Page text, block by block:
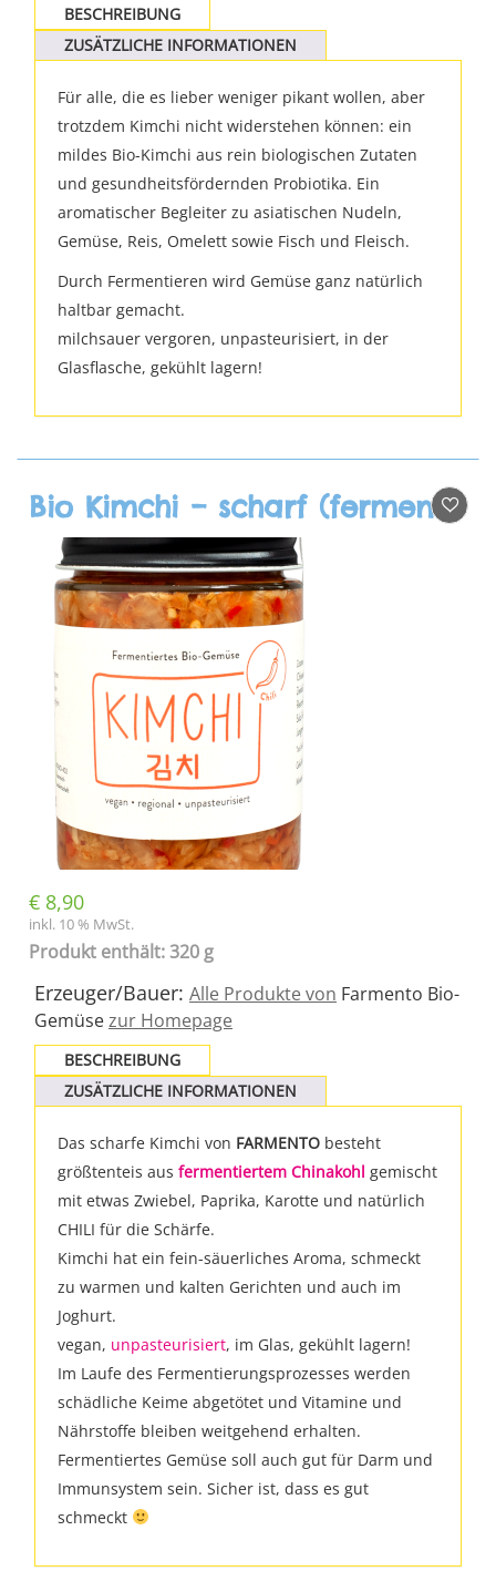
BESCHREIBUNG
ZUSÄTZLICHE INFORMATIONEN
Für alle, die es lieber weniger pikant wollen, aber
trotzdem Kimchi nicht widerstehen können: ein
mildes Bio-Kimchi aus rein biologischen Zutaten
und gesundheitsfördernden Probiotika. Ein
aromatischer Begleiter zu asiatischen Nudeln,
Gemüse, Reis, Omelett sowie Fisch und Fleisch.
Durch Fermentieren wird Gemüse ganz natürlich
haltbar gemacht.
milchsauer vergoren, unpasteurisiert, in der
Glasflasche, gekühlt lagern!
Bio Kimchi – scharf (fermentiert)
€ 8,90
inkl. 10 % MwSt.
Produkt enthält: 320 g
Erzeuger/Bauer: Alle Produkte von Farmento Bio-
Gemüsezur Homepage
BESCHREIBUNG
ZUSÄTZLICHE INFORMATIONEN
Das scharfe Kimchi von FARMENTO besteht
größtenteis aus fermentiertem Chinakohl gemischt
mit etwas Zwiebel, Paprika, Karotte und natürlich
CHILI für die Schärfe.
Kimchi hat ein fein-säuerliches Aroma, schmeckt
zu warmen und kalten Gerichten und auch im
Joghurt.
vegan, unpasteurisiert, im Glas, gekühlt lagern!
Im Laufe des Fermentierungsprozesses werden
schädliche Keime abgetötet und Vitamine und
Nährstoffe bleiben weitgehend erhalten.
Fermentiertes Gemüse soll auch gut für Darm und
Immunsystem sein. Sicher ist, dass es gut
schmeckt